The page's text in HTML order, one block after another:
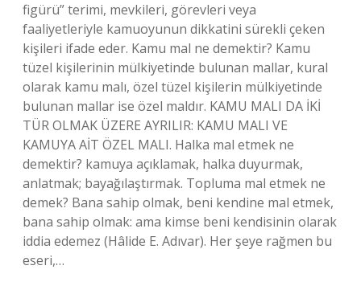
figürü” terimi, mevkileri, görevleri veya
faaliyetleriyle kamuoyunun dikkatini sürekli çeken
kişileri ifade eder. Kamu mal ne demektir? Kamu
tüzel kişilerinin mülkiyetinde bulunan mallar, kural
olarak kamu malı, özel tüzel kişilerin mülkiyetinde
bulunan mallar ise özel maldır. KAMU MALI DA İKİ
TÜR OLMAK ÜZERE AYRILIR: KAMU MALI VE
KAMUYA AİT ÖZEL MALI. Halka mal etmek ne
demektir? kamuya açıklamak, halka duyurmak,
anlatmak; bayağılaştırmak. Topluma mal etmek ne
demek? Bana sahip olmak, beni kendine mal etmek,
bana sahip olmak: ama kimse beni kendisinin olarak
iddia edemez (Hâlide E. Adıvar). Her şeye rağmen bu
eseri,…